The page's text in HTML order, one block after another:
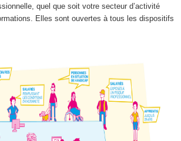
quel que soit votre secteur d’activité
Elles sont ouvertes à tous les dispositifs